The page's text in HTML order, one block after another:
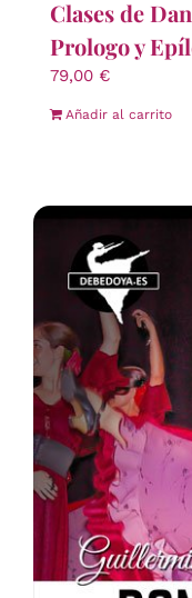
Clases de
Prologo y
79,00 €
Añadir al carrito